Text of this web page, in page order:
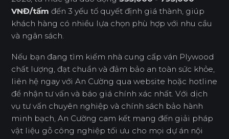
VNĐ/tấm đến 3 yếu tố quyết định giá thành, giúp
khách hàng có nhiều lựa chọn phù hợp với nhu cầu
và ngân sách.
Nếu bạn đang tìm kiếm nhà cung cấp ván Plywood
chất lượng, đạt chuẩn và đảm bảo an toàn sức khỏe,
liên hệ ngay với An Cường qua website hoặc hotline
để nhận tư vấn và báo giá chính xác nhất. Với dịch
vụ tư vấn chuyên nghiệp và chính sách bảo hành
minh bạch, An Cường cam kết mang đến giải pháp
vật liệu gỗ công nghiệp tối ưu cho mọi dự án nội